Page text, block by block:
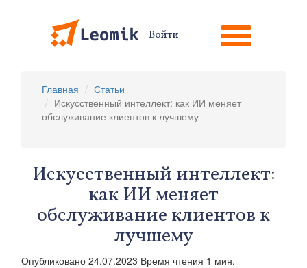
Войти
Главная
Статьи
Искусственный интеллект: как ИИ меняет
обслуживание клиентов к лучшему
Искусственный интеллект:
как ИИ меняет
обслуживание клиентов к
лучшему
Опубликовано 24.07.2023 Время чтения 1 мин.